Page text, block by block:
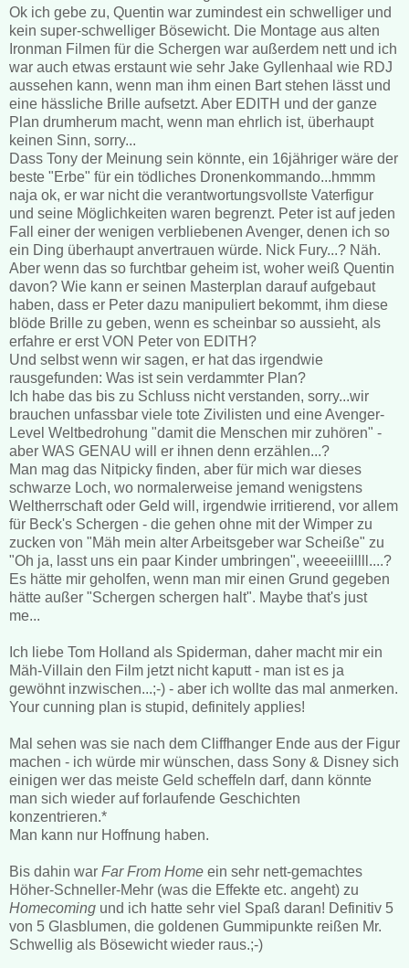
Ok ich gebe zu, Quentin war zumindest ein schwelliger und
kein super-schwelliger Bösewicht. Die Montage aus alten
Ironman Filmen für die Schergen war außerdem nett und ich
war auch etwas erstaunt wie sehr Jake Gyllenhaal wie RDJ
aussehen kann, wenn man ihm einen Bart stehen lässt und
eine hässliche Brille aufsetzt. Aber EDITH und der ganze
Plan drumherum macht, wenn man ehrlich ist, überhaupt
keinen Sinn, sorry...
Dass Tony der Meinung sein könnte, ein 16jähriger wäre der
beste "Erbe" für ein tödliches Dronenkommando...hmmm
naja ok, er war nicht die verantwortungsvollste Vaterfigur
und seine Möglichkeiten waren begrenzt. Peter ist auf jeden
Fall einer der wenigen verbliebenen Avenger, denen ich so
ein Ding überhaupt anvertrauen würde. Nick Fury...? Näh.
Aber wenn das so furchtbar geheim ist, woher weiß Quentin
davon? Wie kann er seinen Masterplan darauf aufgebaut
haben, dass er Peter dazu manipuliert bekommt, ihm diese
blöde Brille zu geben, wenn es scheinbar so aussieht, als
erfahre er erst VON Peter von EDITH?
Und selbst wenn wir sagen, er hat das irgendwie
rausgefunden: Was ist sein verdammter Plan?
Ich habe das bis zu Schluss nicht verstanden, sorry...wir
brauchen unfassbar viele tote Zivilisten und eine Avenger-
Level Weltbedrohung "damit die Menschen mir zuhören" -
aber WAS GENAU will er ihnen denn erzählen...?
Man mag das Nitpicky finden, aber für mich war dieses
schwarze Loch, wo normalerweise jemand wenigstens
Weltherrschaft oder Geld will, irgendwie irritierend, vor allem
für Beck's Schergen - die gehen ohne mit der Wimper zu
zucken von "Mäh mein alter Arbeitsgeber war Scheiße" zu
"Oh ja, lasst uns ein paar Kinder umbringen", weeeeiillll....?
Es hätte mir geholfen, wenn man mir einen Grund gegeben
hätte außer "Schergen schergen halt". Maybe that's just
me...
Ich liebe Tom Holland als Spiderman, daher macht mir ein
Mäh-Villain den Film jetzt nicht kaputt - man ist es ja
gewöhnt inzwischen...;-) - aber ich wollte das mal anmerken.
Your cunning plan is stupid, definitely applies!
Mal sehen was sie nach dem Cliffhanger Ende aus der Figur
machen - ich würde mir wünschen, dass Sony & Disney sich
einigen wer das meiste Geld scheffeln darf, dann könnte
man sich wieder auf forlaufende Geschichten
konzentrieren.*
Man kann nur Hoffnung haben.
Bis dahin war Far From Home ein sehr nett-gemachtes
Höher-Schneller-Mehr (was die Effekte etc. angeht) zu
Homecoming und ich hatte sehr viel Spaß daran! Definitiv 5
von 5 Glasblumen, die goldenen Gummipunkte reißen Mr.
Schwellig als Bösewicht wieder raus.;-)